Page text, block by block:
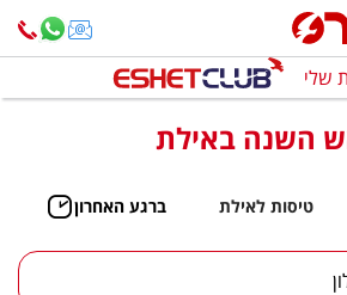
שלי
השנה באילת
טיסות לאילת ברגע האחרון